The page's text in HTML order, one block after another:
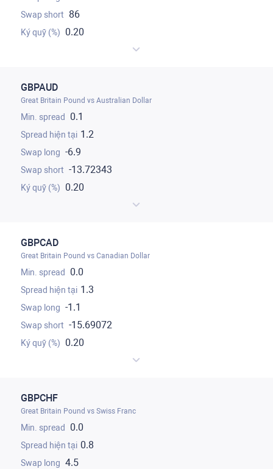
86
0.20
GBPAUD
Great Britain Pound vs Australian Dollar
0.1
1.2
-6.9
-13.72343
0.20
GBPCAD
Great Britain Pound vs Canadian Dollar
0.0
1.3
-1.1
-15.69072
0.20
GBPCHF
Great Britain Pound vs Swiss Franc
0.0
0.8
4.5